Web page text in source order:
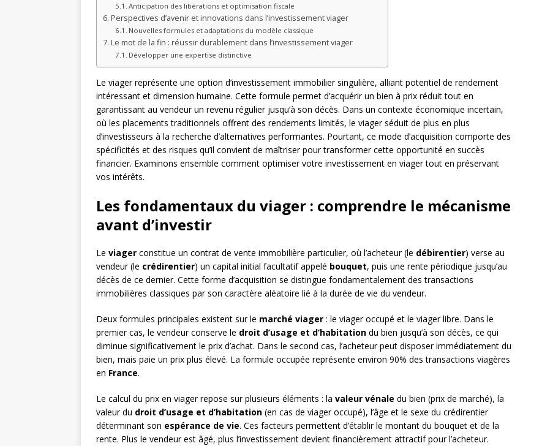
Anticipation des libérations et optimisation fiscale
Perspectives d’avenir et innovations dans l’investissement viager
Nouvelles formules et adaptations du modèle classique
Le mot de la fin : réussir durablement dans l’investissement viager
Développer une expertise distinctive
Le viager représente une option d’investissement immobilier singulière, alliant potentiel de rendement
intéressant et dimension humaine. Cette formule permet d’acquérir un bien à prix réduit tout en
garantissant au vendeur un revenu régulier jusqu’à son décès. Dans un contexte économique incertain,
où les placements traditionnels offrent des rendements limités, le viager séduit de plus en plus
d’investisseurs à la recherche d’alternatives performantes. Pourtant, ce mode d’acquisition comporte des
spécificités et des risques qu’il convient de maîtriser pour transformer cette opportunité en succès
financier. Examinons ensemble comment optimiser votre investissement en viager tout en préservant
vos intérêts.
Les fondamentaux du viager : comprendre le mécanisme
avant d’investir
Le viager constitue un contrat de vente immobilière particulier, où l’acheteur (le débirentier) verse au
vendeur (le crédirentier) un capital initial facultatif appelé bouquet, puis une rente périodique jusqu’au
décès de ce dernier. Cette forme d’acquisition se distingue fondamentalement des transactions
immobilières classiques par son caractère aléatoire lié à la durée de vie du vendeur.
Deux formules principales existent sur le marché viager : le viager occupé et le viager libre. Dans le
premier cas, le vendeur conserve le droit d’usage et d’habitation du bien jusqu’à son décès, ce qui
diminue significativement le prix d’achat. Dans le second cas, l’acheteur peut disposer immédiatement du
bien, mais paie un prix plus élevé. La formule occupée représente environ 90% des transactions viagères
en France.
Le calcul du prix en viager repose sur plusieurs éléments : la valeur vénale du bien (prix de marché), la
valeur du droit d’usage et d’habitation (en cas de viager occupé), l’âge et le sexe du crédirentier
déterminant son espérance de vie. Ces facteurs permettent d’établir le montant du bouquet et de la
rente. Plus le vendeur est âgé, plus l’investissement devient financièrement attractif pour l’acheteur.